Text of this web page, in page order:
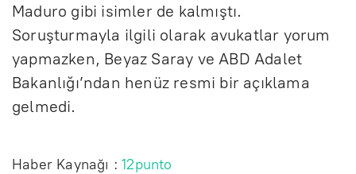
Maduro gibi isimler de kalmıştı.
Soruşturmayla ilgili olarak avukatlar yorum
yapmazken, Beyaz Saray ve ABD Adalet
Bakanlığı’ndan henüz resmi bir açıklama
gelmedi.
Haber Kaynağı :12punto